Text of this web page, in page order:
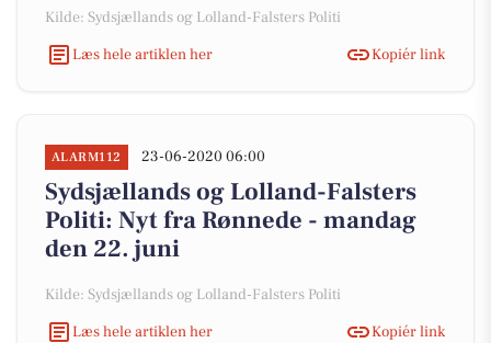
Kilde: Sydsjællands og Lolland-Falsters Politi
Læs hele artiklen her
Kopiér link
ALARM112 23-06-2020 06:00
Sydsjællands og Lolland-Falsters
Politi: Nyt fra Rønnede - mandag
den 22. juni
Kilde: Sydsjællands og Lolland-Falsters Politi
Læs hele artiklen her
Kopiér link